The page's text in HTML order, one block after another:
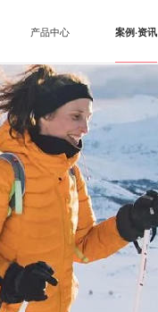
产品中心 案例·资讯